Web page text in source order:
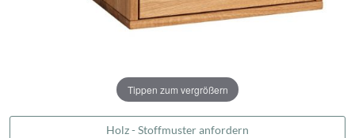
Tippen zum vergrößern
Holz - Stoffmuster anfordern